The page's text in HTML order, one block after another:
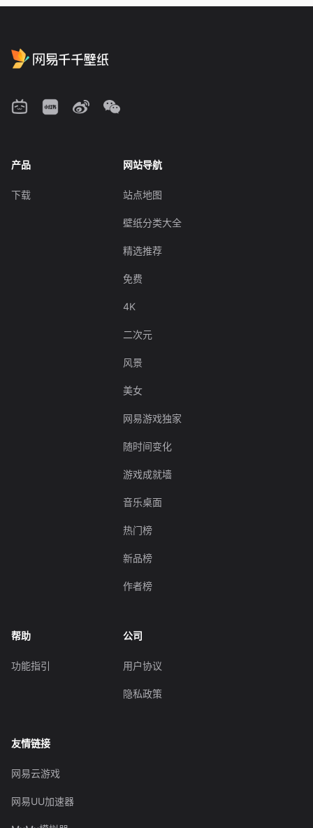
产品
下载
网站导航
站点地图
壁纸分类大全
精选推荐
免费
4K
二次元
风景
美女
网易游戏独家
随时间变化
游戏成就墙
音乐桌面
热门榜
新品榜
作者榜
帮助
功能指引
公司
用户协议
隐私政策
友情链接
网易云游戏
网易UU加速器